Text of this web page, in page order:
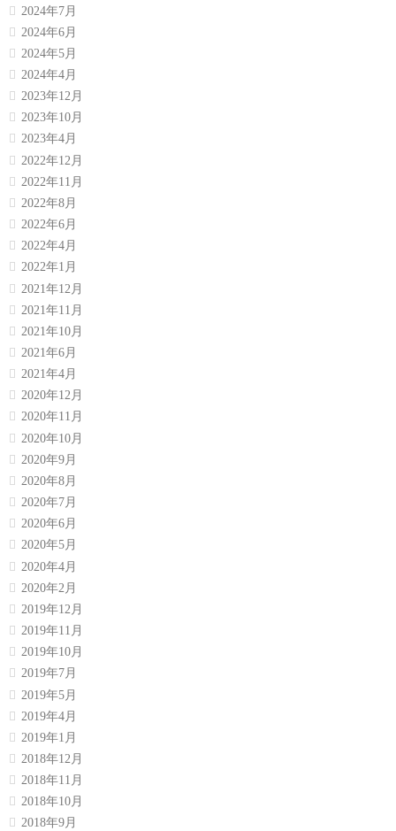
2024年7月
2024年6月
2024年5月
2024年4月
2023年12月
2023年10月
2023年4月
2022年12月
2022年11月
2022年8月
2022年6月
2022年4月
2022年1月
2021年12月
2021年11月
2021年10月
2021年6月
2021年4月
2020年12月
2020年11月
2020年10月
2020年9月
2020年8月
2020年7月
2020年6月
2020年5月
2020年4月
2020年2月
2019年12月
2019年11月
2019年10月
2019年7月
2019年5月
2019年4月
2019年1月
2018年12月
2018年11月
2018年10月
2018年9月